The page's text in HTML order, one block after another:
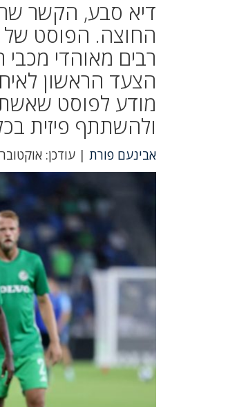
דיא סבע, הקשר
החוצה. הפוסט של
הצעד הראשון
מודע לפוסט
ולהשתתף פיזית
אבינעם פורת | עודכן: אוקטובר 31, 2023